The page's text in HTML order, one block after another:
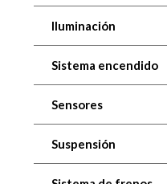
Iluminación
Sistema encendido
Sensores
Suspensión